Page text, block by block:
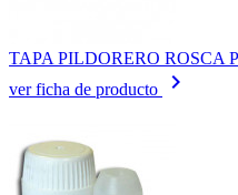
TAPA PILDORERO ROSCA
ver ficha de producto
keyboard_arrow_right